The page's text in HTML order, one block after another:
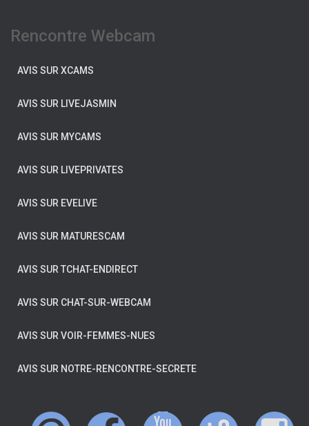
Rencontre Webcam
AVIS SUR XCAMS
AVIS SUR LIVEJASMIN
AVIS SUR MYCAMS
AVIS SUR LIVEPRIVATES
AVIS SUR EVELIVE
AVIS SUR MATURESCAM
AVIS SUR TCHAT-ENDIRECT
AVIS SUR CHAT-SUR-WEBCAM
AVIS SUR VOIR-FEMMES-NUES
AVIS SUR NOTRE-RENCONTRE-SECRETE